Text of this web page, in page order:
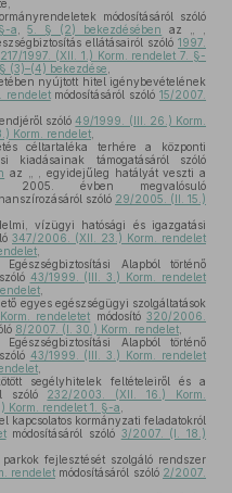
módosításáról szóló
a ,5. § (2) bekezdésében
az „ ,
ellátásairól szóló 1997.
217/1997. (XII. 1.) Korm. rendelet 7. §-
(3)–(4) bekezdése
nyújtott hitel igénybevételének
rendeletmódosításáról szóló15/2007.
szóló49/1999. (III. 26.) Korm.
Korm. rendelet
céltartaléka terhére a központi
kiadásainak támogatásáról szóló
az „ , egyidejűleg hatályát veszti a
2005. évben megvalósuló
szóló 29/2005. (II. 15.)
vízügyi hatósági és igazgatási
347/2006. (XII. 23.) Korm. rendelet
Alapból történő
43/1999. (III. 3.) Korm. rendelet
egyes egészségügyi szolgáltatások
rendeletet módosító320/2006.
8/2007. (I. 30.) Korm. rendelet
Alapból történő
43/1999. (III. 3.) Korm. rendelet
segélyhitelek feltételeiről és a
szóló 232/2003. (XII. 16.) Korm.
Korm. rendelet 1. §-a
kapcsolatos kormányzati feladatokról
módosításáról szóló 3/2007. (I. 18.)
fejlesztését szolgáló rendszer
rendelet módosításáról szóló 2/2007.